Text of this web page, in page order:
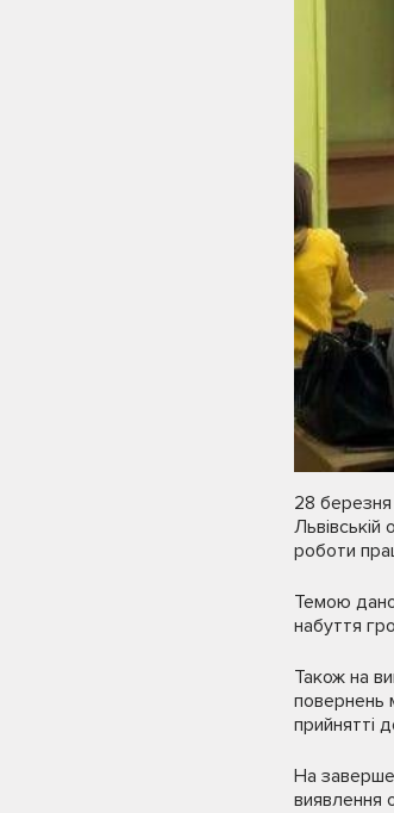
28 березня
роботи
Темою
набуття
Також на
повернень
прийнятті
На
виявлення